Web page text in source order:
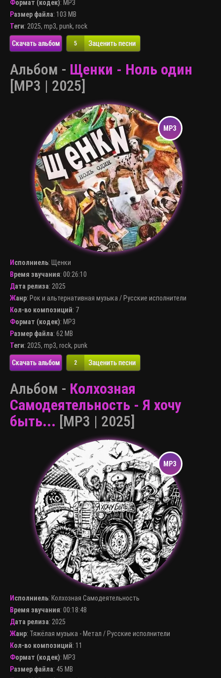
Формат (кодек): MP3
Размер файла: 103 MB
Теги: 2025, mp3, punk, rock
Скачать альбом 5 Заценить песни
Альбом - Щенки - Hоль один
[MP3 | 2025]
Исполниель:
Щенки
Время звучания: 00:26:10
Дата релиза: 2025
Жанр: Рок и альтернативная музыка / Русские исполнители
Кол-во композиций: 7
Формат (кодек): MP3
Размер файла: 62 MB
Теги: 2025, mp3, rock, punk
Скачать альбом 2 Заценить песни
Альбом - Колхозная
Самодеятельность - Я хочу
быть... [MP3 | 2025]
Исполниель: Колхозная Самодеятельность
Время звучания: 00:18:48
Дата релиза: 2025
Жанр: Тяжёлая музыка - Метал / Русские исполнители
Кол-во композиций: 11
Формат (кодек): MP3
Размер файла: 45 MB